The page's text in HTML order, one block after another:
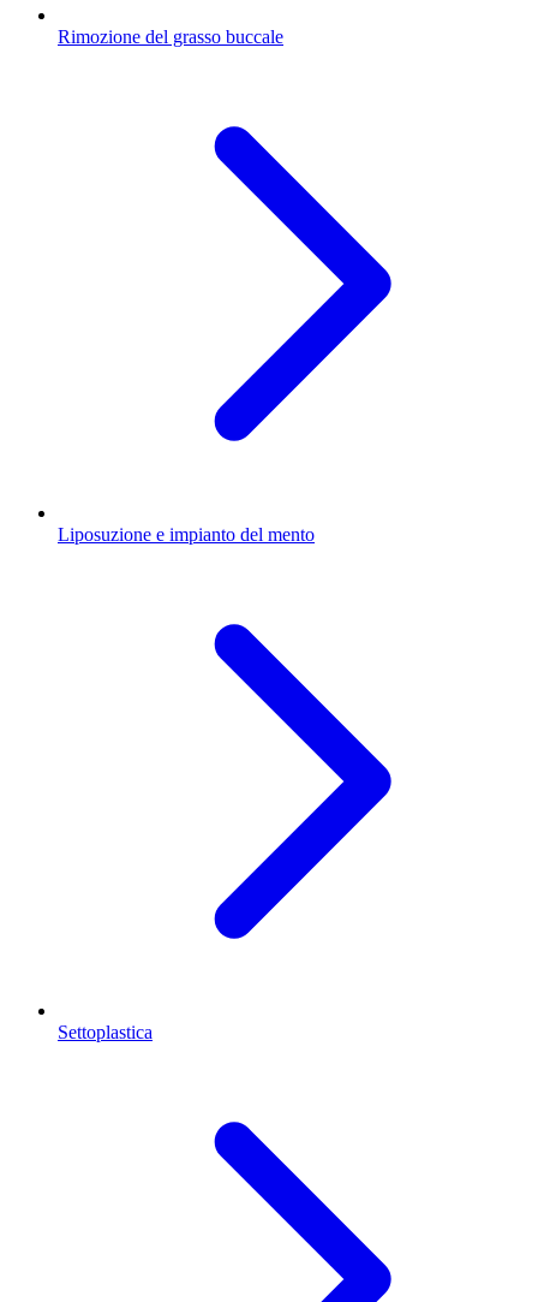
Rimozione del grasso buccale
Liposuzione e impianto del mento
Settoplastica